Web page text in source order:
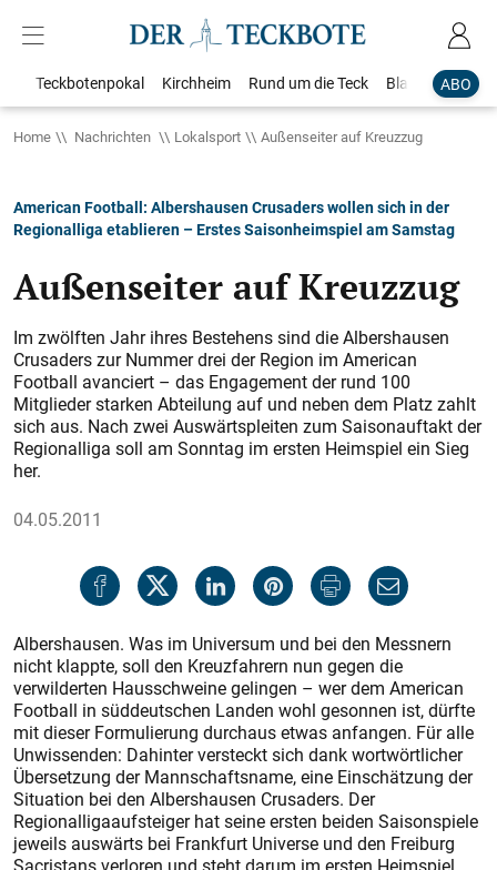
ABO
Teckbotenpokal Kirchheim Rund um die Teck Blaulicht
Home Nachrichten Lokalsport Außenseiter auf Kreuzzug
American Football: Albershausen Crusaders wollen sich in der
Regionalliga etablieren – Erstes Saisonheimspiel am Samstag
Außenseiter auf Kreuzzug
Im zwölften Jahr ihres Bestehens sind die Albershausen
Crusaders zur Nummer drei der Region im American
Football avanciert – das Engagement der rund 100
Mitglieder starken Abteilung auf und neben dem Platz zahlt
sich aus. Nach zwei Auswärtspleiten zum Saisonauftakt der
Regionalliga soll am Sonntag im ersten Heimspiel ein Sieg
her.
04.05.2011
Albershausen. Was im Universum und bei den Messnern
nicht klappte, soll den Kreuzfahrern nun gegen die
verwilderten Hausschweine gelingen – wer dem American
Football in süddeutschen Landen wohl gesonnen ist, dürfte
mit dieser Formulierung durchaus etwas anfangen. Für alle
Unwissenden: Dahinter versteckt sich dank wortwörtlicher
Übersetzung der Mannschaftsname, eine Einschätzung der
Situation bei den Albershausen Crusaders. Der
Regionalligaaufsteiger hat seine ersten beiden Saisonspiele
jeweils auswärts bei Frankfurt Universe und den Freiburg